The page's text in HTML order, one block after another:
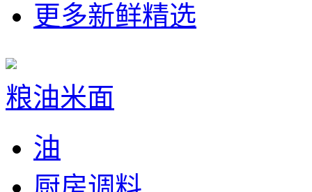
更多新鲜精选
粮油米面
油